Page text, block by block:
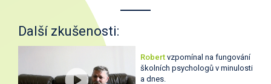
Další zkušenosti:
Robertvzpomínal na fungování
školních psychologů v minulosti
a dnes.